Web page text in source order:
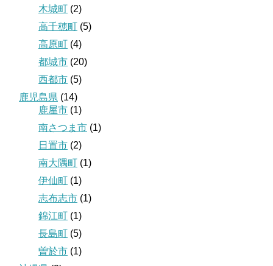
木城町 (2)
高千穂町 (5)
高原町 (4)
都城市 (20)
西都市 (5)
鹿児島県 (14)
鹿屋市 (1)
南さつま市 (1)
日置市 (2)
南大隅町 (1)
伊仙町 (1)
志布志市 (1)
錦江町 (1)
長島町 (5)
曽於市 (1)